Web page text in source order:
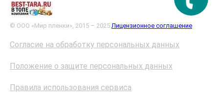
© ООО «Мир пленки», 2015 – 2025 Лицензионное соглашение
Согласие на обработку персональных данных
Положение о защите персональных данных
Правила использования сервиса